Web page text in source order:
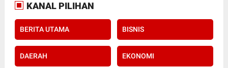
KANAL PILIHAN
BERITA UTAMA BISNIS
DAERAH EKONOMI